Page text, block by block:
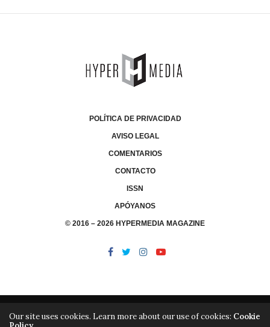
POLÍTICA DE PRIVACIDAD
AVISO LEGAL
COMENTARIOS
CONTACTO
ISSN
APÓYANOS
© 2016 – 2026 HYPERMEDIA MAGAZINE
Our site uses cookies. Learn more about our use of cookies: Cookie